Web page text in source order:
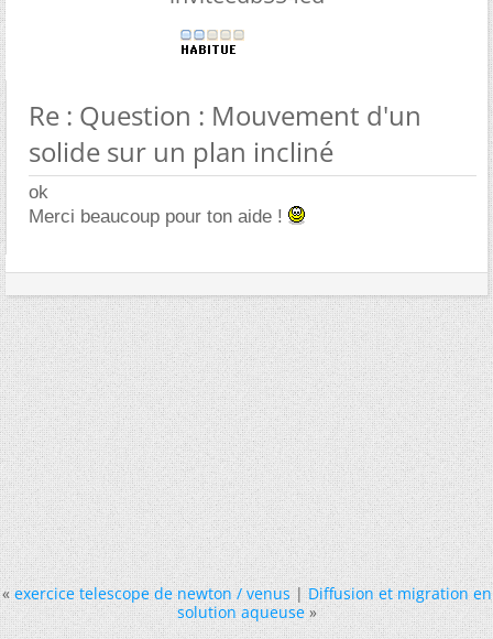
Re : Question : Mouvement d'un
solide sur un plan incliné
ok
Merci beaucoup pour ton aide !
« exercice telescope de newton / venus|Diffusion et migration en
solution aqueuse »